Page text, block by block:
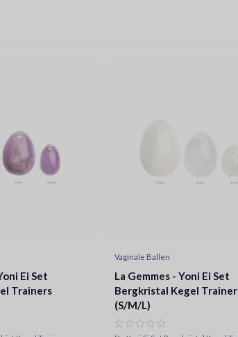
Ei Set
Trainers
Vaginale Ballen
La Gemmes - Yoni Ei Set
Bergkristal Kegel
(S/M/L)